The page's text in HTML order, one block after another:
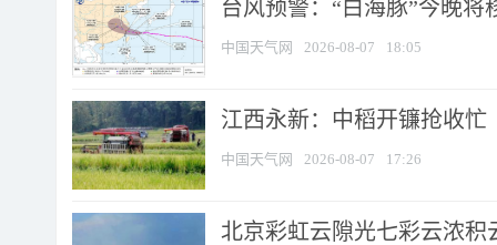
台风预警：“白海豚”今晚将
中国天气网 2026-08-07 18:05
江西永新：中稻开镰抢收忙
中国天气网 2026-08-07 17:26
北京彩虹云隙光七彩云浓积